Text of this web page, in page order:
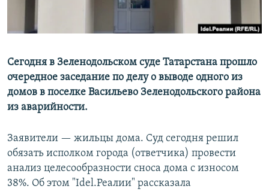
Все сайты РСЕ/РС
Сегодня в Зеленодольском суде Татарстана прошло
очередное заседание по делу о выводе одного из
домов в поселке Васильево Зеленодольского района
из аварийности.
Заявители — жильцы дома. Суд сегодня решил
обязать исполком города (ответчика) провести
анализ целесообразности сноса дома с износом
38%. Об этом "Idel.Реалии" рассказала